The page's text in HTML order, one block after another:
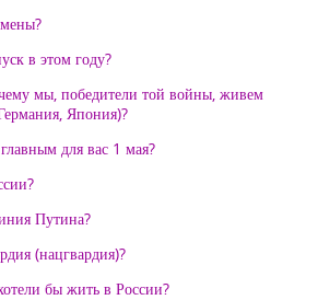
в этом году?
мы, победители той войны, живем
Япония)?
для вас 1 мая?
Путина?
(нацгвардия)?
бы жить в России?